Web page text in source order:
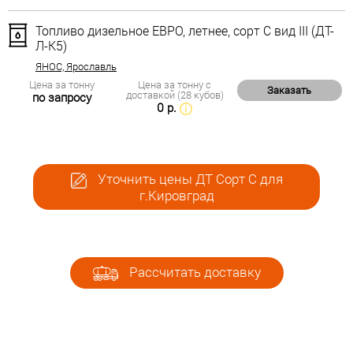
Топливо дизельное ЕВРО, летнее, сорт С вид III (ДТ-
Л-К5)
ЯНОС, Ярославль
Цена за тонну
по запросу
Цена за тонну с
доставкой (28 кубов)
0 р.
Заказать
Уточнить цены ДТ Сорт С для
г.Кировград
Рассчитать доставку